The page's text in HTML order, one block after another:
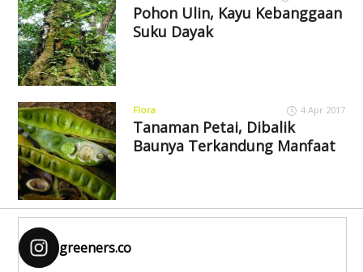
Pohon Ulin, Kayu Kebanggaan
Suku Dayak
Flora 4 Apr 2017
Tanaman Petai, Dibalik
Baunya Terkandung Manfaat
greeners.co